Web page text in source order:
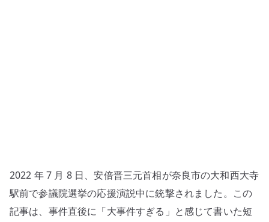
会
に
残
2022 年 7 月 8 日、安倍晋三元首相が奈良市の大和西大寺
駅前で参議院選挙の応援演説中に銃撃されました。この
記事は、事件直後に「大事件すぎる」と感じて書いた短